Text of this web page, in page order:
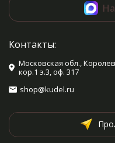
Контакты:
Московская обл.,
кор.1 э.3, оф. 317
shop@kudel.ru